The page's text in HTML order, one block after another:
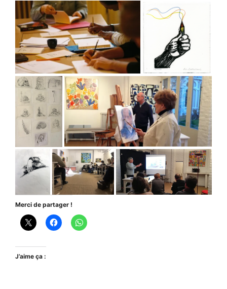
Merci de partager !
J’aime ça :